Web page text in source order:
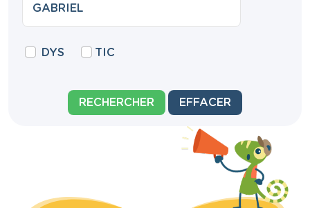
DYS TIC
RECHERCHER EFFACER